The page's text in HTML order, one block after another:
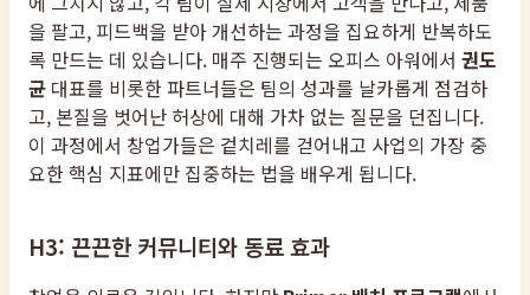
을 팔고, 피드백을 받아 개선하는 과정을 집요하게 반복하도
록 만드는 데 있습니다. 매주 진행되는 오피스 아워에서 권도
균 대표를 비롯한 파트너들은 팀의 성과를 날카롭게 점검하
고, 본질을 벗어난 허상에 대해 가차 없는 질문을 던집니다.
이 과정에서 창업가들은 겉치레를 걷어내고 사업의 가장 중
요한 핵심 지표에만 집중하는 법을 배우게 됩니다.
H3: 끈끈한 커뮤니티와 동료 효과